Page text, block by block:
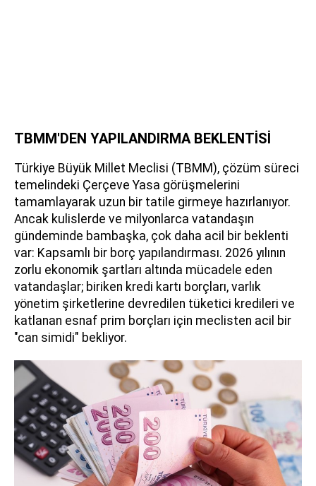
TBMM'DEN YAPILANDIRMA BEKLENTİSİ
Türkiye Büyük Millet Meclisi (TBMM), çözüm süreci
temelindeki Çerçeve Yasa görüşmelerini
tamamlayarak uzun bir tatile girmeye hazırlanıyor.
Ancak kulislerde ve milyonlarca vatandaşın
gündeminde bambaşka, çok daha acil bir beklenti
var: Kapsamlı bir borç yapılandırması. 2026 yılının
zorlu ekonomik şartları altında mücadele eden
vatandaşlar; biriken kredi kartı borçları, varlık
yönetim şirketlerine devredilen tüketici kredileri ve
katlanan esnaf prim borçları için meclisten acil bir
"can simidi" bekliyor.